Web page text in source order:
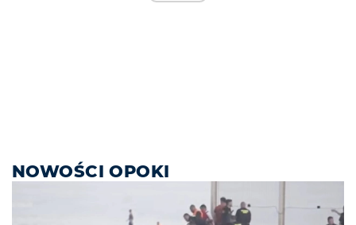
NOWOŚCI OPOKI